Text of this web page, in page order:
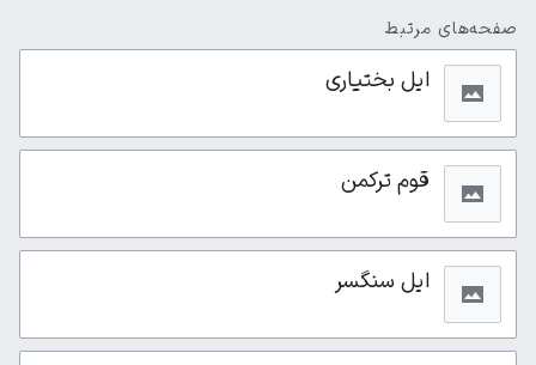
صفحه‌های مرتبط
ایل بختیاری
قوم ترکمن
ایل سنگسر